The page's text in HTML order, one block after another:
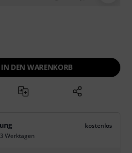
IN DEN WARENKORB
kostenlos
Werktagen